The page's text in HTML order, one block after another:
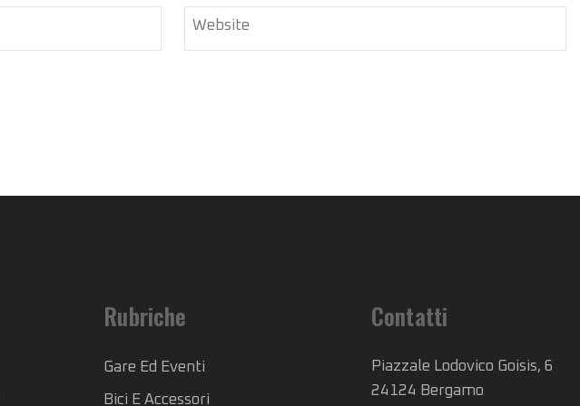
Website
Rubriche
Gare Ed Eventi
Bici E Accessori
Contatti
Piazzale Lodovico Goisis, 6
24124 Bergamo